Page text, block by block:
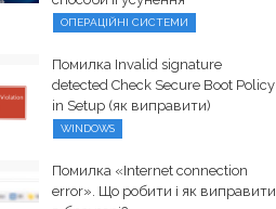
ОПЕРАЦІЙНІ СИСТЕМИ
Помилка Invalid signature
detected Check Secure Boot Policy
in Setup (як виправити)
WINDOWS
Помилка «Internet connection
error». Що робити і як виправити